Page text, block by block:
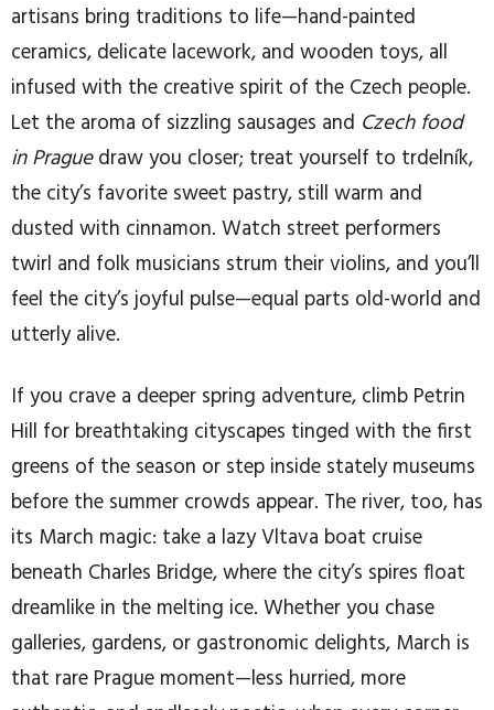
artisans bring traditions to life—hand-painted
ceramics, delicate lacework, and wooden toys, all
infused with the creative spirit of the Czech people.
Let the aroma of sizzling sausages and Czech food
in Praguedraw you closer; treat yourself to trdelník,
the city’s favorite sweet pastry, still warm and
dusted with cinnamon. Watch street performers
twirl and folk musicians strum their violins, and you’ll
feel the city’s joyful pulse—equal parts old-world and
utterly alive.
If you crave a deeper spring adventure, climb Petrin
Hill for breathtaking cityscapes tinged with the first
greens of the season or step inside stately museums
before the summer crowds appear. The river, too, has
its March magic: take a lazy Vltava boat cruise
beneath Charles Bridge, where the city’s spires float
dreamlike in the melting ice. Whether you chase
galleries, gardens, or gastronomic delights, March is
that rare Prague moment—less hurried, more